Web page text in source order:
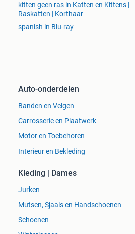
kitten geen ras in Katten en Kittens |
Raskatten | Korthaar
spanish in Blu-ray
Auto-onderdelen
Banden en Velgen
Carrosserie en Plaatwerk
Motor en Toebehoren
Interieur en Bekleding
Kleding | Dames
Jurken
Mutsen, Sjaals en Handschoenen
Schoenen